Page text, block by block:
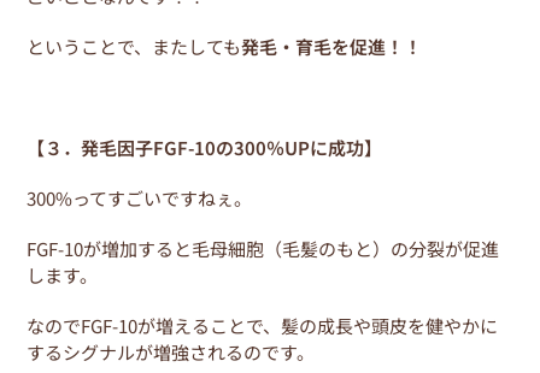
ということで、またしても発毛・育毛を促進！！
【３．発毛因子FGF-10の300％UPに成功】
300%ってすごいですねぇ。
FGF-10が増加すると毛母細胞（毛髪のもと）の分裂が促進
します。
なのでFGF-10が増えることで、髪の成長や頭皮を健やかに
するシグナルが増強されるのです。